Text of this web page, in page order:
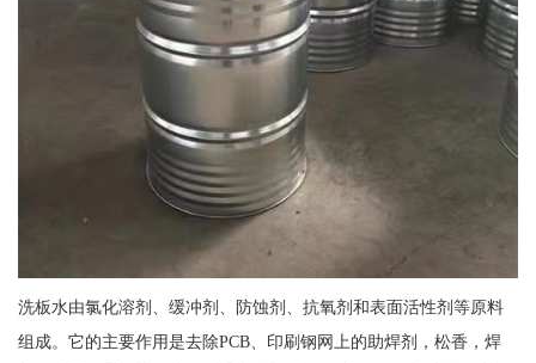
洗板水由氯化溶剂、缓冲剂、防蚀剂、抗氧剂和表面活性剂等原料
组成。它的主要作用是去除PCB、印刷钢网上的助焊剂，松香，焊